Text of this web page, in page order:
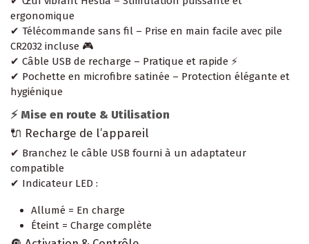
ergonomique
✔ Télécommande sans fil – Prise en main facile avec pile
CR2032 incluse 🎮
✔ Câble USB de recharge – Pratique et rapide ⚡
✔ Pochette en microfibre satinée – Protection élégante et
hygiénique
⚡ Mise en route & Utilisation
🔌 Recharge de l’appareil
✔ Branchez le câble USB fourni à un adaptateur
compatible
✔ Indicateur LED :
Allumé = En charge
Éteint = Charge complète